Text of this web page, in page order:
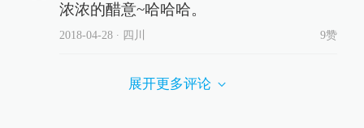
浓浓的醋意~哈哈哈。
2018-04-28∙ 四川 9赞
展开更多评论